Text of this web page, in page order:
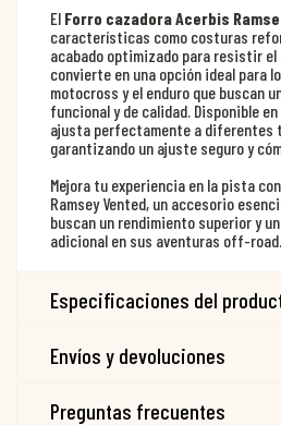
El Forro cazadora Acerbis
características como costuras
acabado optimizado para resistir el
convierte en una opción ideal para
motocross y el enduro que buscan
funcional y de calidad. Disponible
ajusta perfectamente a diferentes
garantizando un ajuste seguro y
Mejora tu experiencia en la pista
Ramsey Vented, un accesorio
buscan un rendimiento superior y
adicional en sus aventuras off-road.
Especificaciones del
Envíos y devoluciones
Preguntas frecuentes